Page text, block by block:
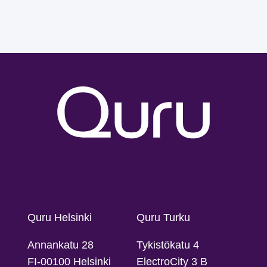
Quru Helsinki
Annankatu 28
FI-00100 Helsinki
Quru Turku
Tykistökatu 4
ElectroCity 3 B